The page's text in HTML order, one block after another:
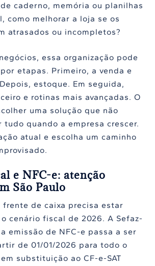
caderno, memória ou planilhas
como melhorar a loja se os
atrasados ou incompletos?
essa organização pode
etapas. Primeiro, a venda e
estoque. Em seguida,
e rotinas mais avançadas. O
uma solução que não
quando a empresa crescer.
atual e escolha um caminho
e NFC-e: atenção
São Paulo
frente de caixa precisa estar
cenário fiscal de 2026. A Sefaz-
emissão de NFC-e passa a ser
de 01/01/2026 para todo o
substituição ao CF-e-SAT